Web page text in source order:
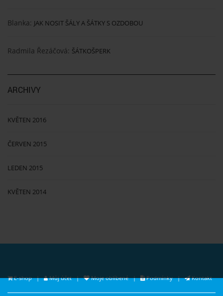
Blanka: JAK NOSIT ŠÁLY A ŠÁTKY S OZDOBOU
Radmila Řezáčová: ŠÁTKOŠPERK
ARCHIVY
KVĚTEN 2016
ČERVEN 2015
LEDEN 2015
KVĚTEN 2014
E-shop| Můj účet| Moje oblíbené| Podmínky| Kontakt